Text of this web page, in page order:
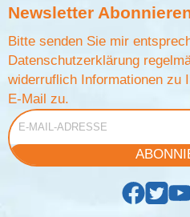
Newsletter
Bitte senden Sie mir
Datenschutzerklärung
widerruflich Informationen zu
E-Mail zu.
E-Mail-Adresse